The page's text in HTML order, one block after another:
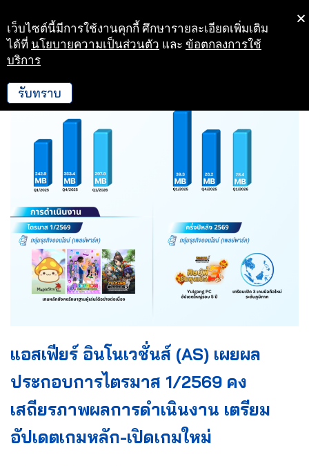
Skip
to
แอสเฟียร์ อินโนเวชั่นส์ (AS) เผยผล
ประกอบการไตรมาส 1/2569 คง
เสถียรภาพผลการดำเนินงาน เตรียม
อัปเดตเกมหลัก-เปิดเกมใหม่
เว็บไซต์นี้มีการใช้งานคุกกี้ ศึกษารายละเอียดเพิ่มเติม
ได้ที่ นโยบายความเป็นส่วนตัว และ ข้อตกลงการใช้
บริการ
รับทราบ